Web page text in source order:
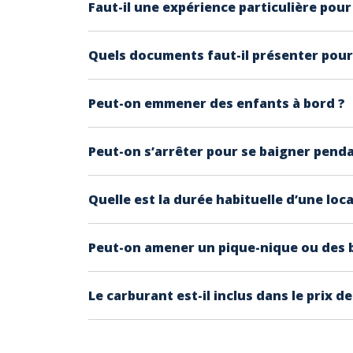
Attention à noter que parfois même si il fait
Faut-il une expérience particulière
vous expliquer le maniement du bateau et
Quels documents faut-il présenter
Vous devez simplement présenter une
ou en espèces.
Peut-on emmener des enfants à bord ?
permanence les plus jeunes pendant la
Peut-on s’arrêter pour se baigner
remontée. L'avantage est de vous amarrer
Quelle est la durée habituelle d’une
vos envies et la disponibilité des bateaux.
Peut-on amener un pique-nique ou des
accident pendant la navigation.
Le carburant est-il inclus dans le prix